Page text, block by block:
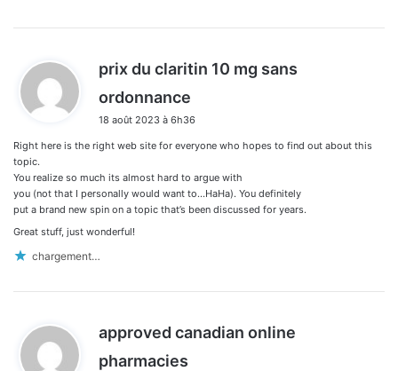
prix du claritin 10 mg sans
ordonnance
t
18 août 2023 à 6h36
Right here is the right web site for everyone who hopes to find out about this
topic.
You realize so much its almost hard to argue with
you (not that I personally would want to…HaHa). You definitely
put a brand new spin on a topic that’s been discussed for years.
Great stuff, just wonderful!
chargement…
approved canadian online
pharmacies